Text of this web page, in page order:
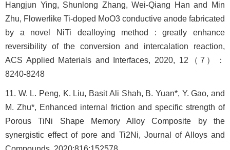
Hangjun Ying, Shunlong Zhang, Wei-Qiang Han and Min
Zhu, Flowerlike Ti-doped MoO3 conductive anode fabricated
by a novel NiTi dealloying method : greatly enhance
reversibility of the conversion and intercalation reaction,
ACS Applied Materials and Interfaces, 2020, 12（7）：
8240-8248
11. W. L. Peng, K. Liu, Basit Ali Shah, B. Yuan*, Y. Gao, and
M. Zhu*, Enhanced internal friction and specific strength of
Porous TiNi Shape Memory Alloy Composite by the
synergistic effect of pore and Ti2Ni, Journal of Alloys and